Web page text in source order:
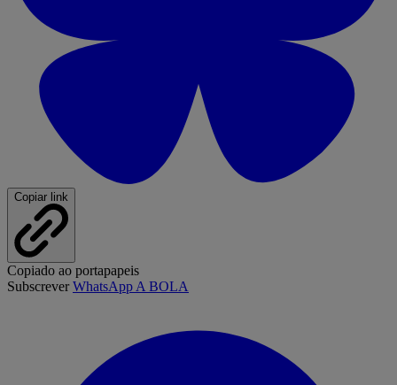
Copiar link
Copiado ao portapapeis
SubscreverWhatsApp A BOLA